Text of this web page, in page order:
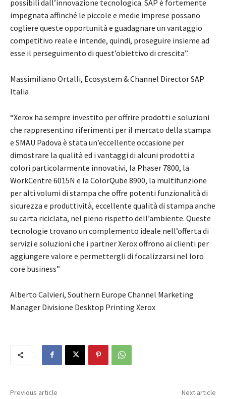
possibili dall’innovazione tecnologica. SAP è fortemente
impegnata affinché le piccole e medie imprese possano
cogliere queste opportunità e guadagnare un vantaggio
competitivo reale e intende, quindi, proseguire insieme ad
esse il perseguimento di quest’obiettivo di crescita”.
Massimiliano Ortalli, Ecosystem & Channel Director SAP
Italia
“Xerox ha sempre investito per offrire prodotti e soluzioni
che rappresentino riferimenti per il mercato della stampa
e SMAU Padova è stata un’eccellente occasione per
dimostrare la qualità ed i vantaggi di alcuni prodotti a
colori particolarmente innovativi, la Phaser 7800, la
WorkCentre 6015N e la ColorQube 8900, la multifunzione
per alti volumi di stampa che offre potenti funzionalità di
sicurezza e produttività, eccellente qualità di stampa anche
su carta riciclata, nel pieno rispetto dell’ambiente. Queste
tecnologie trovano un complemento ideale nell’offerta di
servizi e soluzioni che i partner Xerox offrono ai clienti per
aggiungere valore e permettergli di focalizzarsi nel loro
core business”
Alberto Calvieri, Southern Europe Channel Marketing
Manager Divisione Desktop Printing Xerox
Previous article Next article